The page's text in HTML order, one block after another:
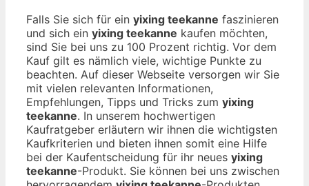
Falls Sie sich für ein yixing teekanne faszinieren
und sich ein yixing teekanne kaufen möchten,
sind Sie bei uns zu 100 Prozent richtig. Vor dem
Kauf gilt es nämlich viele, wichtige Punkte zu
beachten. Auf dieser Webseite versorgen wir Sie
mit vielen relevanten Informationen,
Empfehlungen, Tipps und Tricks zum yixing
teekanne. In unserem hochwertigen
Kaufratgeber erläutern wir ihnen die wichtigsten
Kaufkriterien und bieten ihnen somit eine Hilfe
bei der Kaufentscheidung für ihr neues yixing
teekanne-Produkt. Sie können bei uns zwischen